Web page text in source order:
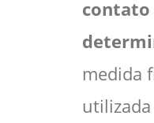
contato
medida